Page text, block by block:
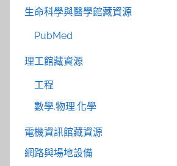
生命科學與醫學館藏資源
PubMed
理工館藏資源
工程
數學.物理.化學
電機資訊館藏資源
網路與場地設備